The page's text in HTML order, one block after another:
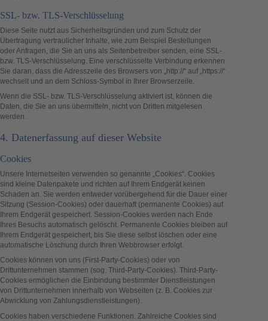
SSL- bzw. TLS-Verschlüsselung
Diese Seite nutzt aus Sicherheitsgründen und zum Schutz der
Übertragung vertraulicher Inhalte, wie zum Beispiel Bestellungen
oder Anfragen, die Sie an uns als Seitenbetreiber senden, eine SSL-
bzw. TLS-Verschlüsselung. Eine verschlüsselte Verbindung erkennen
Sie daran, dass die Adresszeile des Browsers von „http://“ auf „https://“
wechselt und an dem Schloss-Symbol in Ihrer Browserzeile.
Wenn die SSL- bzw. TLS-Verschlüsselung aktiviert ist, können die
Daten, die Sie an uns übermitteln, nicht von Dritten mitgelesen
werden.
4. Datenerfassung auf dieser Website
Cookies
Unsere Internetseiten verwenden so genannte „Cookies“. Cookies
sind kleine Datenpakete und richten auf Ihrem Endgerät keinen
Schaden an. Sie werden entweder vorübergehend für die Dauer einer
Sitzung (Session-Cookies) oder dauerhaft (permanente Cookies) auf
Ihrem Endgerät gespeichert. Session-Cookies werden nach Ende
Ihres Besuchs automatisch gelöscht. Permanente Cookies bleiben auf
Ihrem Endgerät gespeichert, bis Sie diese selbst löschen oder eine
automatische Löschung durch Ihren Webbrowser erfolgt.
Cookies können von uns (First-Party-Cookies) oder von
Drittunternehmen stammen (sog. Third-Party-Cookies). Third-Party-
Cookies ermöglichen die Einbindung bestimmter Dienstleistungen
von Drittunternehmen innerhalb von Webseiten (z. B. Cookies zur
Abwicklung von Zahlungsdienstleistungen).
Cookies haben verschiedene Funktionen. Zahlreiche Cookies sind